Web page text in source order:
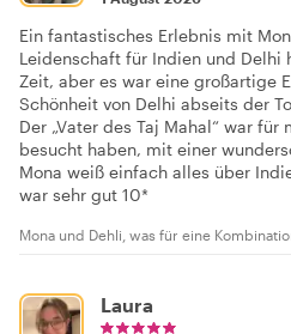
Ein fantastisches Erlebnis mit
Leidenschaft für Indien und Delhi
Zeit, aber es war eine großartige
Schönheit von Delhi abseits der
Der „Vater des Taj Mahal“ war
besucht haben, mit einer
Mona weiß einfach alles über
war sehr gut 10*
Mona und Dehli, was für eine
Laura